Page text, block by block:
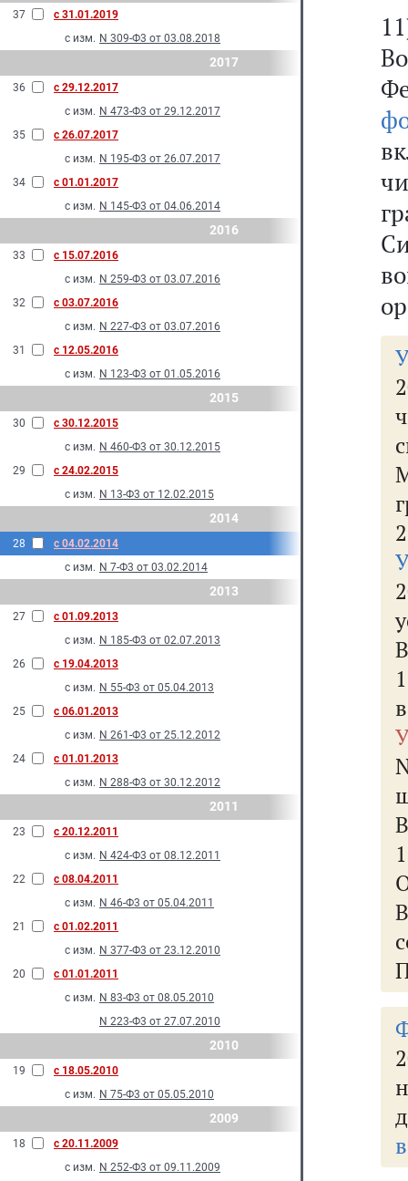
37
с 31.01.2019
с изм. N 309-Ф3 от 03.08.2018
2017
36
с 29.12.2017
с изм. N 473-Ф3 от 29.12.2017
35
с 26.07.2017
с изм. N 195-Ф3 от 26.07.2017
34
с 01.01.2017
с изм. N 145-Ф3 от 04.06.2014
2016
33
с 15.07.2016
с изм. N 259-Ф3 от 03.07.2016
32
с 03.07.2016
с изм. N 227-Ф3 от 03.07.2016
31
с 12.05.2016
с изм. N 123-Ф3 от 01.05.2016
2015
30
с 30.12.2015
с изм. N 460-Ф3 от 30.12.2015
29
с 24.02.2015
с изм. N 13-Ф3 от 12.02.2015
2014
28
с 04.02.2014
с изм. N 7-Ф3 от 03.02.2014
2013
27
с 01.09.2013
с изм. N 185-Ф3 от 02.07.2013
26
с 19.04.2013
с изм. N 55-Ф3 от 05.04.2013
25
с 06.01.2013
с изм. N 261-Ф3 от 25.12.2012
24
с 01.01.2013
с изм. N 288-Ф3 от 30.12.2012
2011
23
с 20.12.2011
с изм. N 424-Ф3 от 08.12.2011
22
с 08.04.2011
с изм. N 46-Ф3 от 05.04.2011
21
с 01.02.2011
с изм. N 377-Ф3 от 23.12.2010
20
с 01.01.2011
с изм. N 83-Ф3 от 08.05.2010
N 223-Ф3 от 27.07.2010
2010
19
с 18.05.2010
с изм. N 75-Ф3 от 05.05.2010
2009
18
с 20.11.2009
с изм. N 252-Ф3 от 09.11.2009